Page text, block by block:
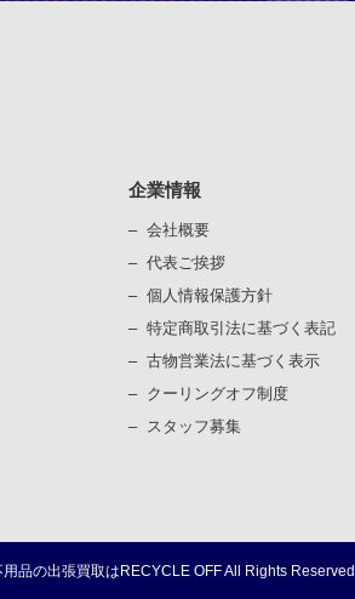
企業情報
会社概要
代表ご挨拶
個⼈情報保護⽅針
特定商取引法に基づく表記
古物営業法に基づく表⽰
クーリングオフ制度
スタッフ募集
用品の出張買取はRECYCLE OFFAll Rights Reserved.